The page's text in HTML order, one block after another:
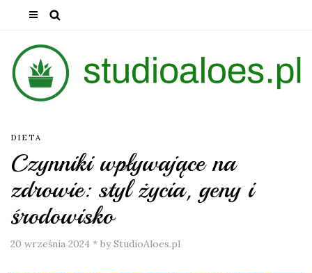
DIETA
Czynniki wpływające na
zdrowie: styl życia, geny i
środowisko
20 września 2024 * by StudioAloes.pl